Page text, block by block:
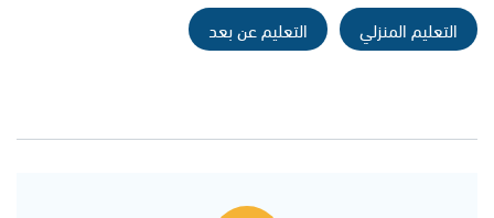
التعليم المنزلي التعليم عن بعد